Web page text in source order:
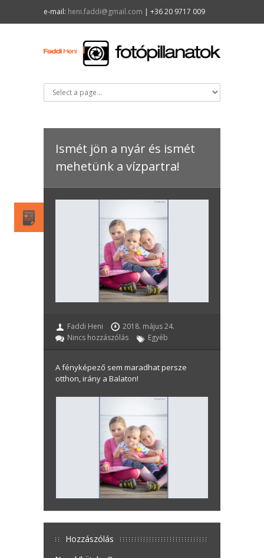
e-mail: heni.faddi@gmail.com | +36 20 9717 009
Ismét jön a nyár és ismét
mehetünk a vízpartra!
Faddi Heni
2018. május 24.
Nincs hozzászólás
Egyéb
A fényképező sem maradhat persze
otthon, irány a Balaton!
Hozzászólás